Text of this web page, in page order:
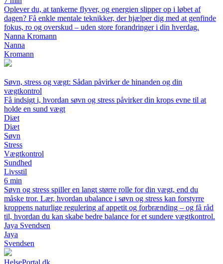
Oplever du, at tankerne flyver, og energien slipper op i løbet af
dagen? Få enkle mentale teknikker, der hjælper dig med at genfinde
fokus, ro og overskud – uden store forandringer i din hverdag.
Nanna Kromann
Nanna
Kromann
Søvn, stress og vægt: Sådan påvirker de hinanden og din
vægtkontrol
Få indsigt i, hvordan søvn og stress påvirker din krops evne til at
holde en sund vægt
Diæt
Diæt
Søvn
Stress
Vægtkontrol
Sundhed
Livsstil
6 min
Søvn og stress spiller en langt større rolle for din vægt, end du
måske tror. Lær, hvordan ubalance i søvn og stress kan forstyrre
kroppens naturlige regulering af appetit og forbrænding – og få råd
til, hvordan du kan skabe bedre balance for et sundere vægtkontrol.
Jaya Svendsen
Jaya
Svendsen